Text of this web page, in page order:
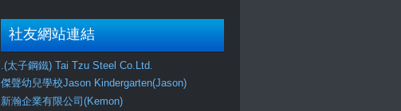
社友網站連結
.(太子鋼鐵) Tai Tzu Steel Co.Ltd.
傑聲幼兒學校Jason Kindergarten(Jason)
新瀚企業有限公司(Kemon)